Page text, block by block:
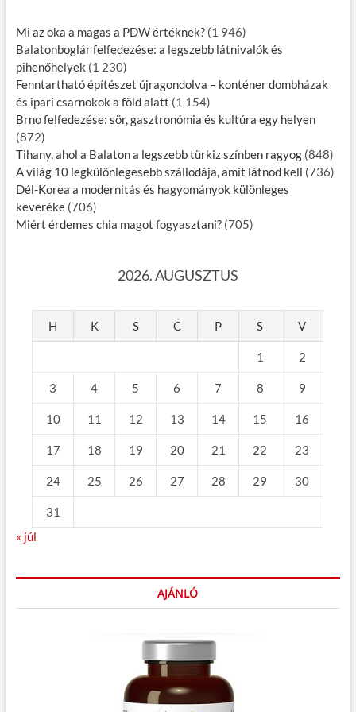
Mi az oka a magas a PDW értéknek? (1 946)
Balatonboglár felfedezése: a legszebb látnivalók és
pihenőhelyek (1 230)
Fenntartható építészet újragondolva – konténer dombházak
és ipari csarnokok a föld alatt (1 154)
Brno felfedezése: sör, gasztronómia és kultúra egy helyen
(872)
Tihany, ahol a Balaton a legszebb türkiz színben ragyog (848)
A világ 10 legkülönlegesebb szállodája, amit látnod kell (736)
Dél-Korea a modernitás és hagyományok különleges
keveréke (706)
Miért érdemes chia magot fogyasztani? (705)
2026. AUGUSZTUS
H K S C P S V
1 2
3 4 5 6 7 8 9
10 11 12 13 14 15 16
17 18 19 20 21 22 23
24 25 26 27 28 29 30
31
« júl
AJÁNLÓ